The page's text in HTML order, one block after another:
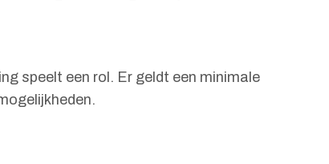
speelt een rol. Er geldt een minimale